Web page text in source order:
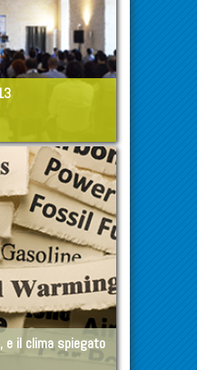
e il clima spiegato